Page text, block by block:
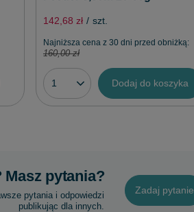
142,68 zł / szt.
Najniższa cena z 30 dni przed obniżką:
160,00 zł
Dodaj do koszyka
pytania?
pytania i odpowiedzi
publikując dla innych.
Zadaj pytanie